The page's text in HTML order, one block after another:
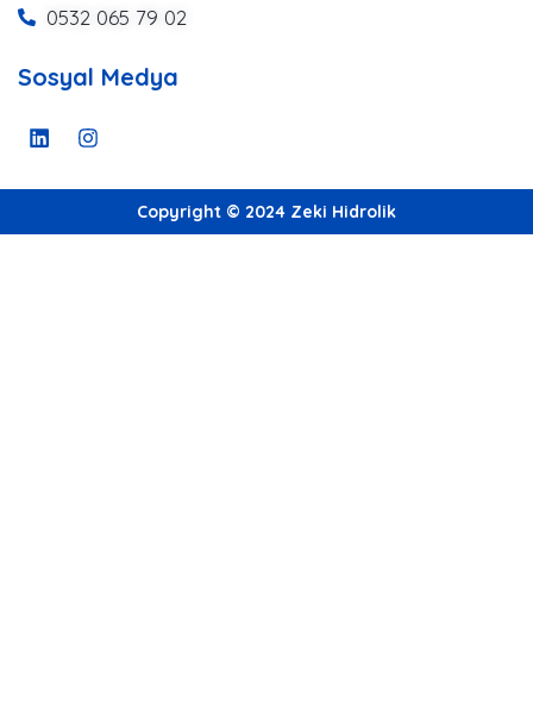
0532 065 79 02
Sosyal Medya
Copyright © 2024 Zeki Hidrolik